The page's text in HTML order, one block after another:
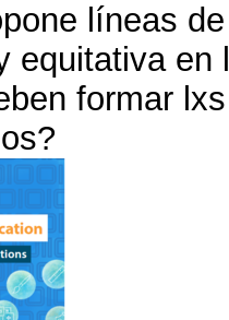
líneas
equitativa
formar